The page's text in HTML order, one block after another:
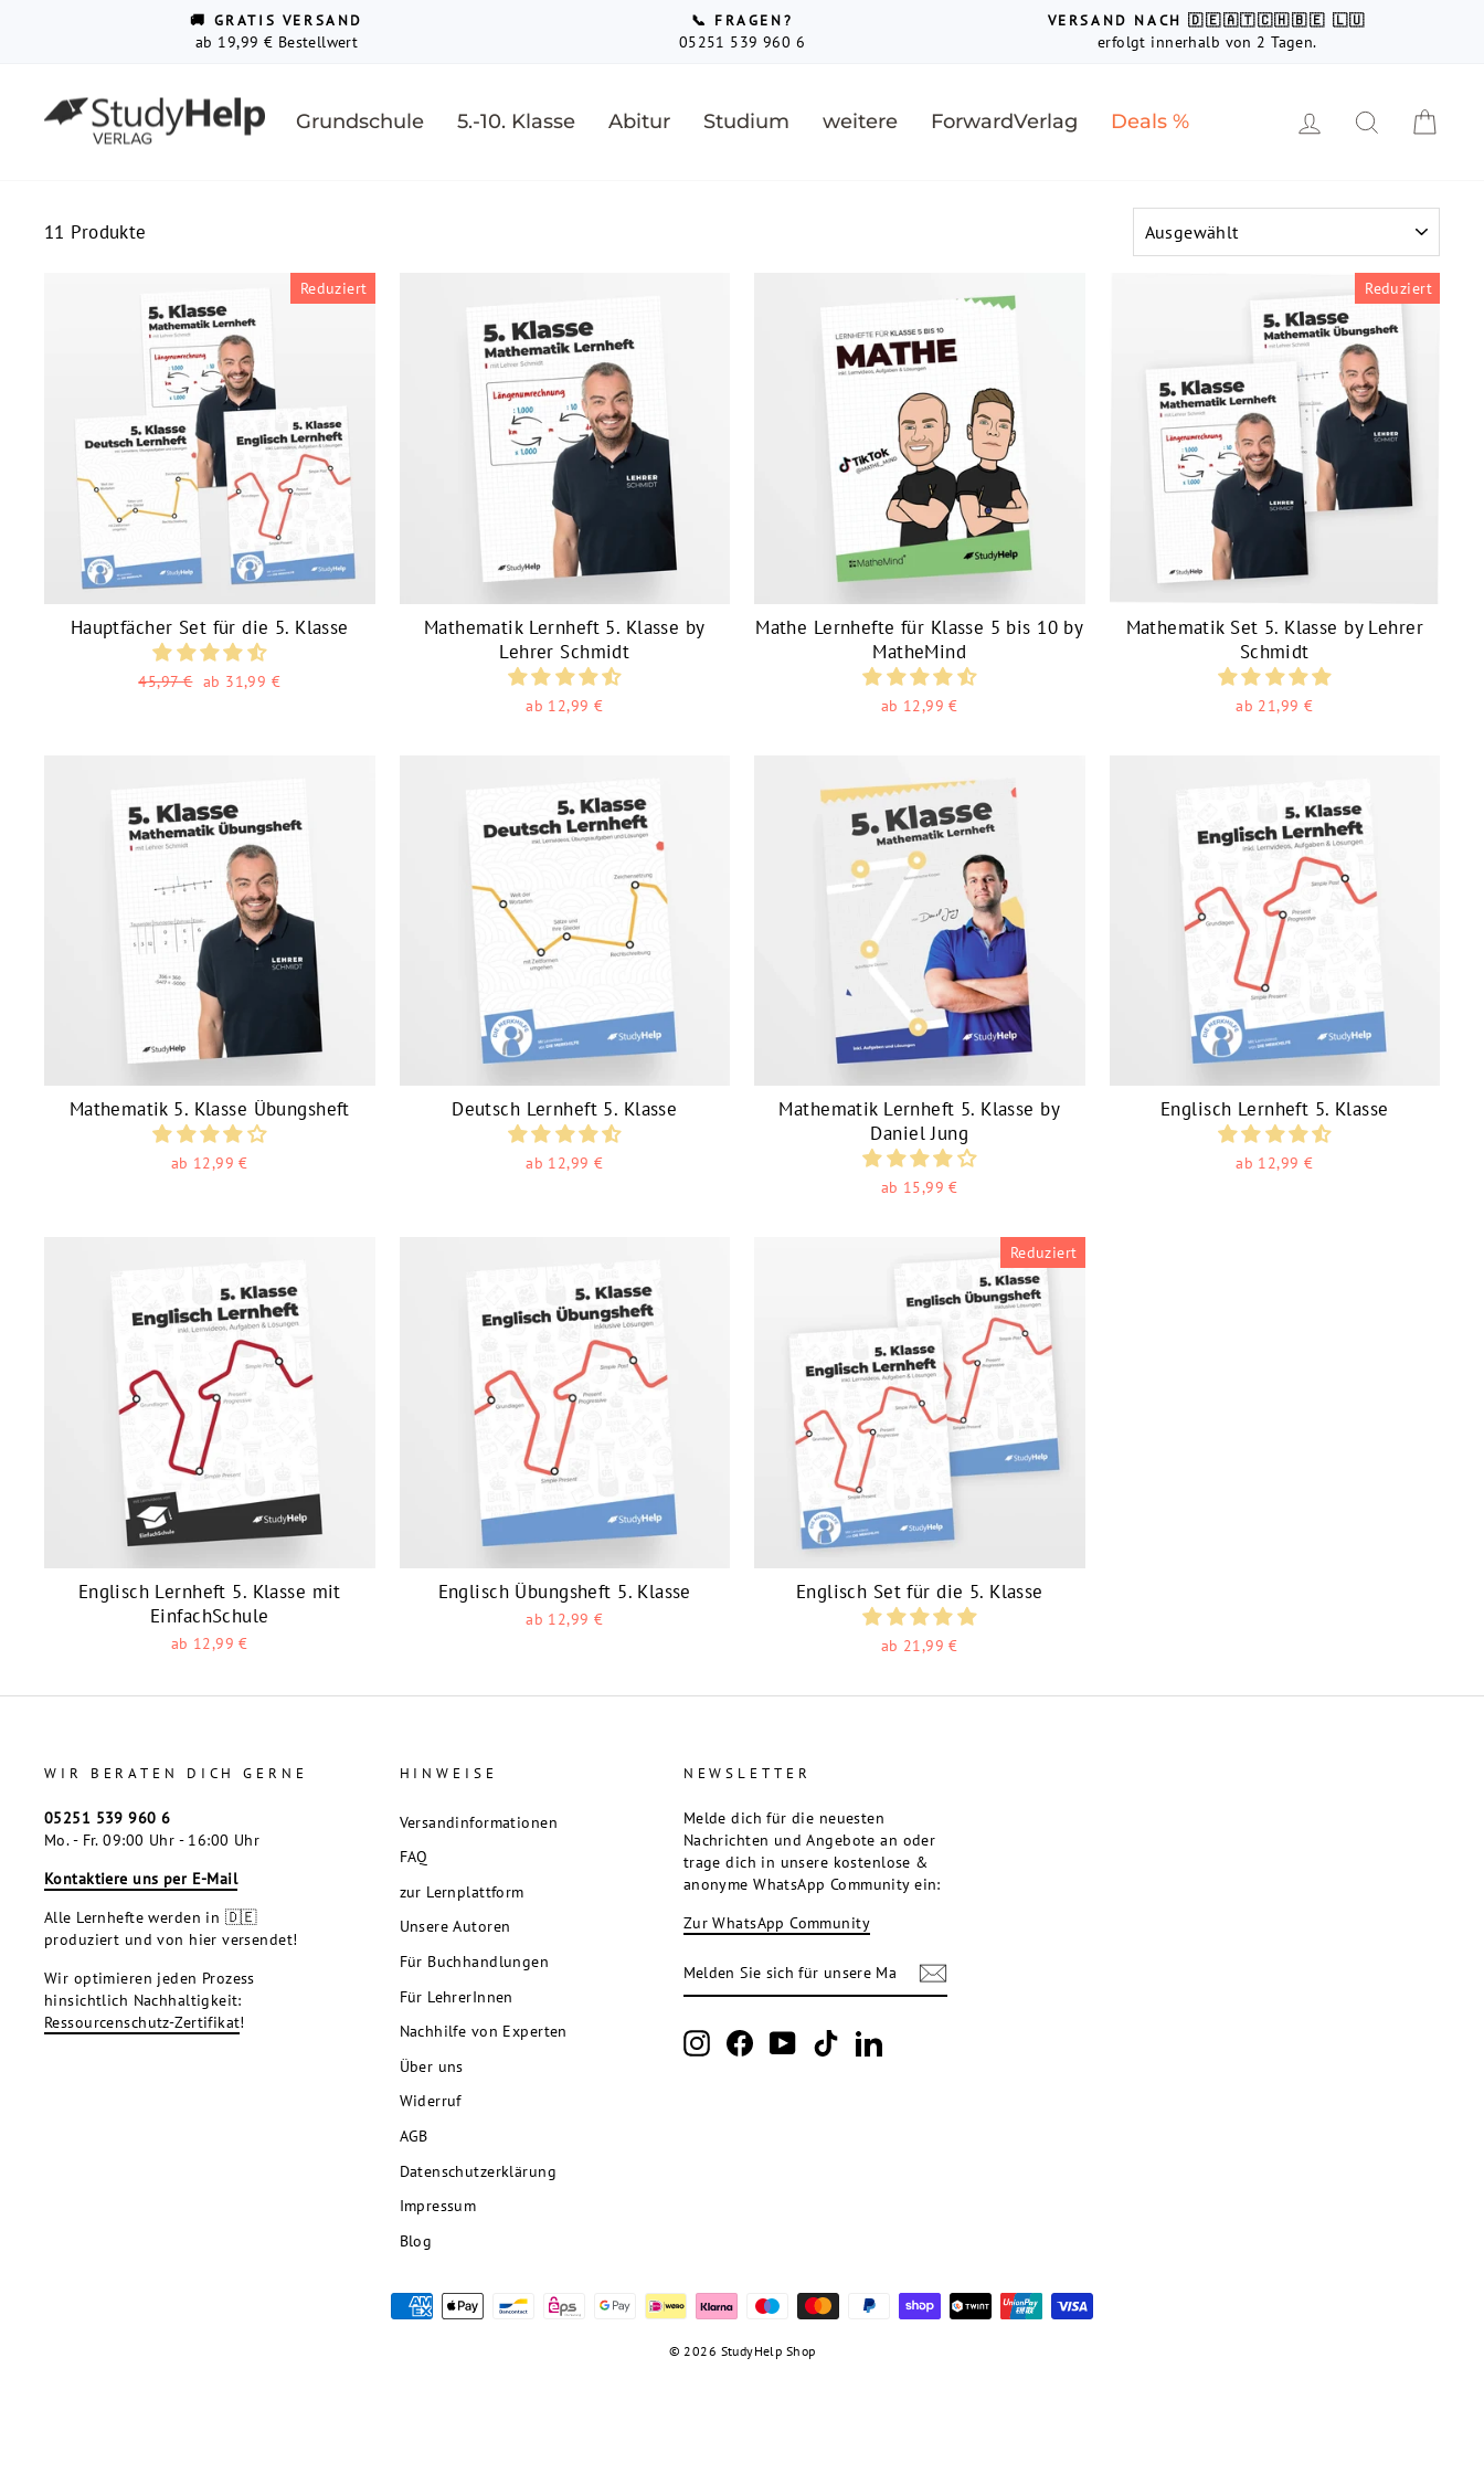
Zum Inhalt springen
Barrierefreiheits-Widget öffnen
Pause
🚚 GRATIS VERSAND
ab 19,99 € Bestellwert
📞 FRAGEN?
05251 539 960 6
VERSAND NACH 🇩🇪🇦🇹🇨🇭🇧🇪 🇱🇺
erfolgt innerhalb von 2 Tagen.
Grundschule 5.-10. Klasse Abitur Studium weitere ForwardVerlag Deals % Einloggen
Suche
11 Produkte
Reduziert
Hauptfächer Set für die 5. Klasse
Normaler
45,97 € Sonderpreis
ab 31,99 €
Mathematik Lernheft 5. Klasse by
Lehrer Schmidt
ab 12,99 €
Mathe Lernhefte für Klasse 5 bis 10 by
MatheMind
ab 12,99 €
Reduziert
Mathematik Set 5. Klasse by Lehrer
Schmidt
ab 21,99 €
Mathematik 5. Klasse Übungsheft
ab 12,99 €
Deutsch Lernheft 5. Klasse
ab 12,99 €
Mathematik Lernheft 5. Klasse by
Daniel Jung
ab 15,99 €
Englisch Lernheft 5. Klasse
ab 12,99 €
Englisch Lernheft 5. Klasse mit
EinfachSchule
ab 12,99 €
Englisch Übungsheft 5. Klasse
ab 12,99 €
Reduziert
Englisch Set für die 5. Klasse
ab 21,99 €
WIR BERATEN DICH GERNE
05251 539 960 6
Mo. - Fr. 09:00 Uhr - 16:00 Uhr
Kontaktiere uns per E-Mail
Alle Lernhefte werden in 🇩🇪
produziert und von hier versendet!
Wir optimieren jeden Prozess
hinsichtlich Nachhaltigkeit:
Ressourcenschutz-Zertifikat!
HINWEISE
Versandinformationen
FAQ
zur Lernplattform
Unsere Autoren
Für Buchhandlungen
Für LehrerInnen
Nachhilfe von Experten
Über uns
Widerruf
AGB
Datenschutzerklärung
Impressum
Blog
NEWSLETTER
Melde dich für die neuesten
Nachrichten und Angebote an oder
trage dich in unsere kostenlose &
anonyme WhatsApp Community ein:
Zur WhatsApp Community
SIE
SICH
UNSERE
MAILINGLISTE
InstagramFacebookYouTubeTikTokLinkedIn
© 2026 StudyHelp Shop